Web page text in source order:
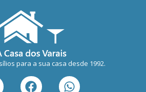
para a sua casa desde 1992.